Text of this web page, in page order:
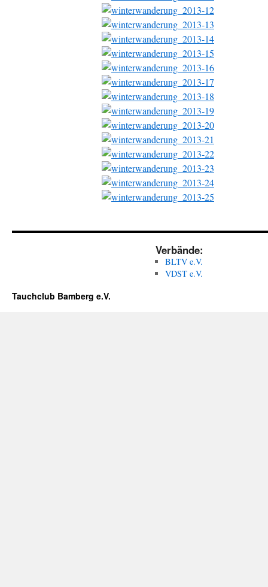
Verbände:
BLTV e.V.
VDST e.V.
Tauchclub Bamberg e.V.